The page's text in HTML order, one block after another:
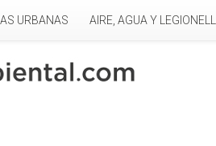
URBANAS AIRE, AGUA Y